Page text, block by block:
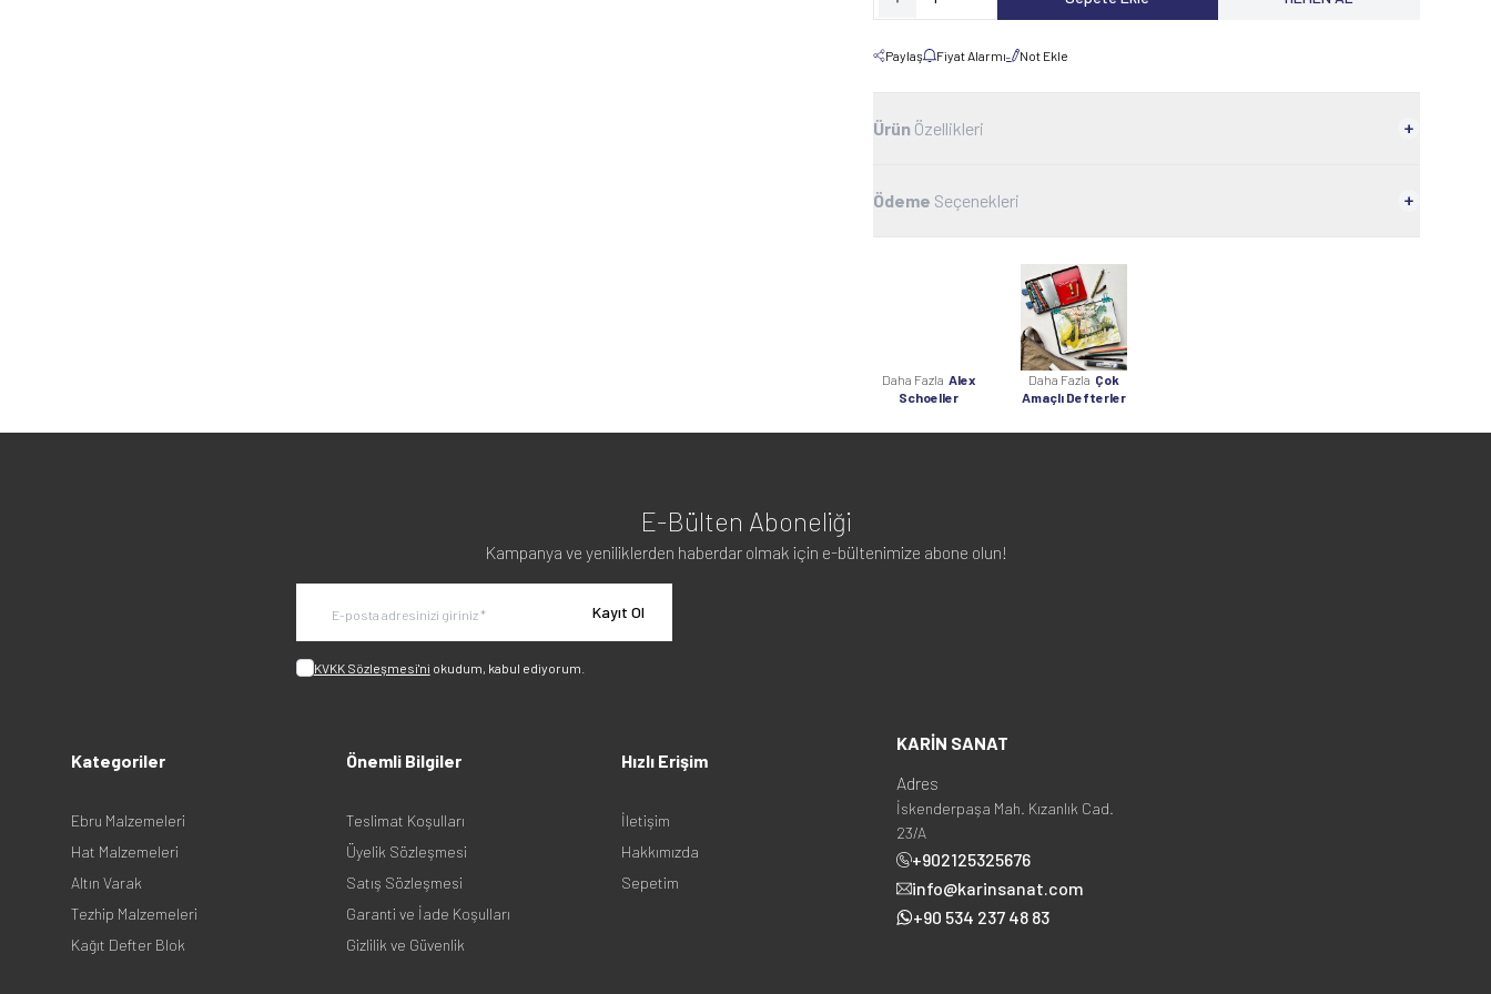
Paylaş Fiyat Alarmı Not Ekle
Ürün Özellikleri
Ödeme Seçenekleri
Daha Fazla Alex
Schoeller
Daha Fazla Çok
Amaçlı Defterler
E-Bülten Aboneliği
Kampanya ve yeniliklerden haberdar olmak için e-bültenimize abone olun!
Kayıt Ol
KVKK Sözleşmesi'ni okudum, kabul ediyorum.
Kategoriler
Ebru Malzemeleri
Hat Malzemeleri
Altın Varak
Tezhip Malzemeleri
Kağıt Defter Blok
Önemli Bilgiler
Teslimat Koşulları
Üyelik Sözleşmesi
Satış Sözleşmesi
Garanti ve İade Koşulları
Gizlilik ve Güvenlik
Hızlı Erişim
İletişim
Hakkımızda
Sepetim
KARİN SANAT
Adres
İskenderpaşa Mah. Kızanlık Cad.
23/A
+902125325676
info@karinsanat.com
+90 534 237 48 83